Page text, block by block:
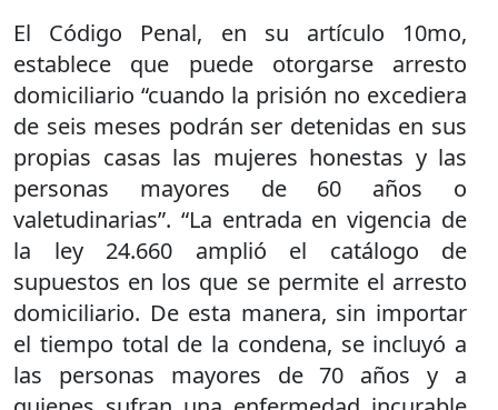
El Código Penal, en su artículo 10mo,
establece que puede otorgarse arresto
domiciliario “cuando la prisión no excediera
de seis meses podrán ser detenidas en sus
propias casas las mujeres honestas y las
personas mayores de 60 años o
valetudinarias”. “La entrada en vigencia de
la ley 24.660 amplió el catálogo de
supuestos en los que se permite el arresto
domiciliario. De esta manera, sin importar
el tiempo total de la condena, se incluyó a
las personas mayores de 70 años y a